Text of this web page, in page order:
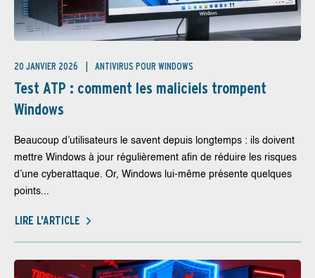
20 JANVIER 2026 ANTIVIRUS POUR WINDOWS
Test ATP : comment les maliciels trompent
Windows
Beaucoup d’utilisateurs le savent depuis longtemps : ils doivent
mettre Windows à jour régulièrement afin de réduire les risques
d’une cyberattaque. Or, Windows lui-même présente quelques
points...
LIRE L'ARTICLE